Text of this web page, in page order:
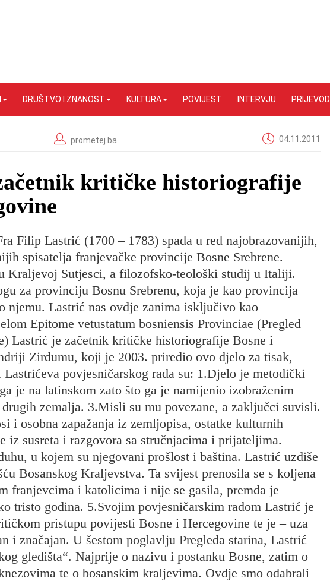
DRUŠTVO I ZNANOST KULTURA POVIJEST INTERVJU PRIJEVODI
prometej.ba 04.11.2011
kritičke historiografije
Filip Lastrić (1700 – 1783) spada u red najobrazovanijih,
spisatelja franjevačke provincije Bosne Srebrene.
Kraljevoj Sutjesci, a filozofsko-teološki studij u Italiji.
za provinciju Bosnu Srebrenu, koja je kao provincija
njemu. Lastrić nas ovdje zanima isključivo kao
Epitome vetustatum bosniensis Provinciae (Pregled
Lastrić je začetnik kritičke historiografije Bosne i
Zirdumu, koji je 2003. priredio ovo djelo za tisak,
povjesničarskog rada su: 1.Djelo je metodički
je na latinskom zato što ga je namijenio izobraženim
zemalja. 3.Misli su mu povezane, a zaključci suvisli.
i osobna zapažanja iz zemljopisa, ostatke kulturnih
iz susreta i razgovora sa stručnjacima i prijateljima.
u kojem su njegovani prošlost i baština. Lastrić uzdiše
Bosanskog Kraljevstva. Ta svijest prenosila se s koljena
franjevcima i katolicima i nije se gasila, premda je
tristo godina. 5.Svojim povjesničarskim radom Lastrić je
pristupu povijesti Bosne i Hercegovine te je – uza
i značajan. U šestom poglavlju Pregleda starina, Lastrić
gledišta“. Najprije o nazivu i postanku Bosne, zatim o
te o bosanskim kraljevima. Ovdje smo odabrali